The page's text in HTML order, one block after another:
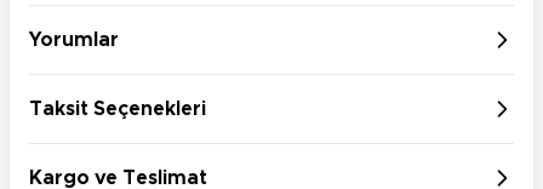
Yorumlar
Taksit Seçenekleri
Kargo ve Teslimat